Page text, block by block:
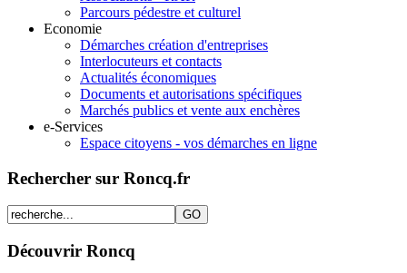
Parcours pédestre et culturel
Economie
Démarches création d'entreprises
Interlocuteurs et contacts
Actualités économiques
Documents et autorisations spécifiques
Marchés publics et vente aux enchères
e-Services
Espace citoyens - vos démarches en ligne
Rechercher sur Roncq.fr
Découvrir Roncq